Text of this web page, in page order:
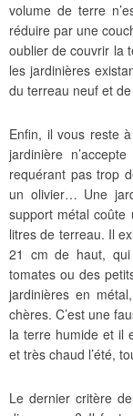
volume de terre
réduire par une
oublier de couvrir la
les jardinières
du terreau neuf et
Enfin, il vous reste
jardinière
requérant pas trop
un olivier… Une
support métal coûte
litres de terreau. Il
21 cm de haut,
tomates ou des
jardinières en
chères. C’est une
la terre humide et il
et très chaud l’été,
Le dernier critère